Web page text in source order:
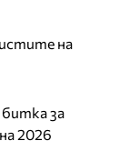
на
за
2026